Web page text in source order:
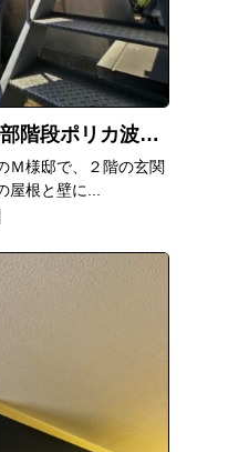
ポリカ波板張替工事
Ｍ様邸で、２階の玄関
屋根と壁に...